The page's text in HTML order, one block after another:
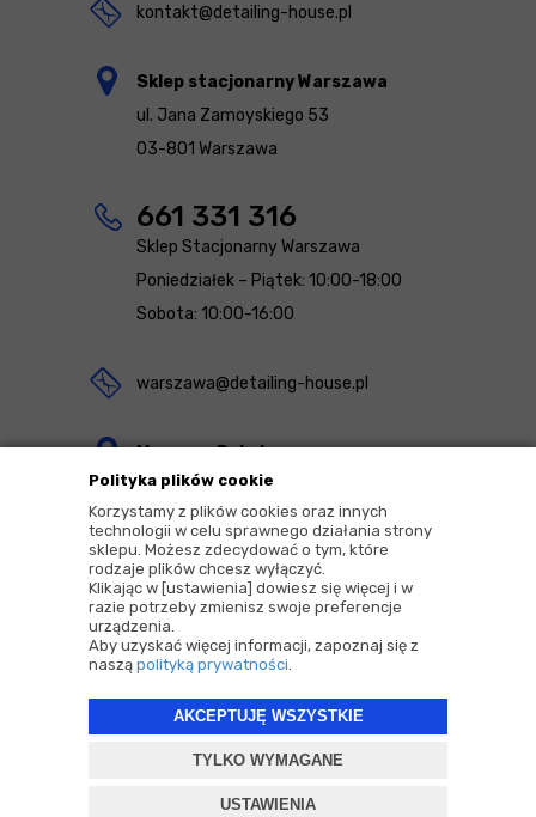
Polityka plików cookie
Korzystamy z plików cookies oraz innych
technologii w celu sprawnego działania strony
sklepu. Możesz zdecydować o tym, które
rodzaje plików chcesz wyłączyć.
Klikając w [ustawienia] dowiesz się więcej i w
razie potrzeby zmienisz swoje preferencje
urządzenia.
Aby uzyskać więcej informacji, zapoznaj się z
naszą polityką prywatności.
AKCEPTUJĘ WSZYSTKIE
TYLKO WYMAGANE
USTAWIENIA
kontakt@detailing-house.pl
Sklep stacjonarny Warszawa
ul. Jana Zamoyskiego 53
03-801 Warszawa
661 331 316
Sklep Stacjonarny Warszawa
Poniedziałek – Piątek: 10:00-18:00
Sobota: 10:00-16:00
warszawa@detailing-house.pl
Magazyn Rekcin
Nomos Sp. z o.o. sp.k.
ul. Agrestowa 1
83-010 Rekcin
2026 © Copyrights by |Detailing House